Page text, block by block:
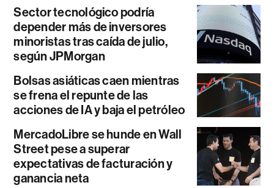
Sector tecnológico podría
depender más de inversores
minoristas tras caída de julio,
según JPMorgan
Bolsas asiáticas caen mientras
se frena el repunte de las
acciones de IA y baja el petróleo
MercadoLibre se hunde en Wall
Street pese a superar
expectativas de facturación y
ganancia neta